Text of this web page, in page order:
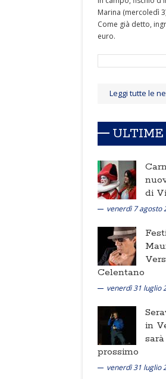
Marina (mercoledì
Come già detto,
euro.
Leggi tutte le
di
venerdì 7 agosto
Celentano
venerdì 31 luglio
in
prossimo
venerdì 31 luglio